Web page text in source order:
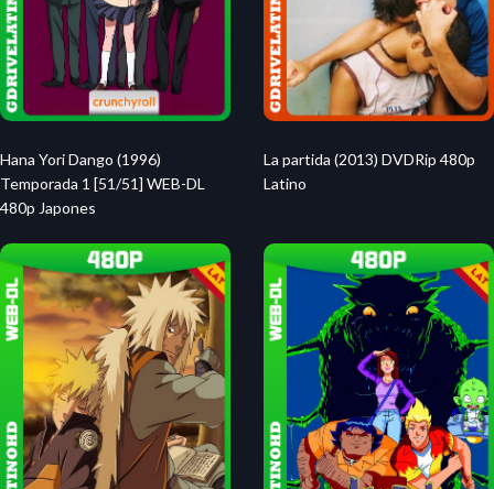
Hana Yori Dango (1996)
Temporada 1 [51/51] WEB-DL
480p Japones
La partida (2013) DVDRip 480p
Latino